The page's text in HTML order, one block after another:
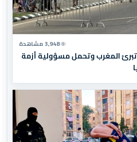
3,948 مشاهدة
تبرئ المغرب وتحمل مسؤولية أزمة